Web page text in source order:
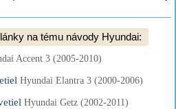
na tému návody Hyundai:
Accent 3 (2005-2010)
Hyundai Elantra 3 (2000-2006)
Hyundai Getz (2002-2011)